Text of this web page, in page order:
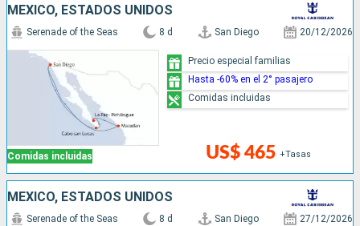
MÉXICO, ESTADOS UNIDOS
Comidas incluidas
Serenade of the Seas 8 d San Diego 20/12/2026
US$ 465 +Tasas
Precio especial familias
Hasta -60% en el 2° pasajero
Comidas incluidas
MÉXICO, ESTADOS UNIDOS
Serenade of the Seas 8 d San Diego 27/12/2026